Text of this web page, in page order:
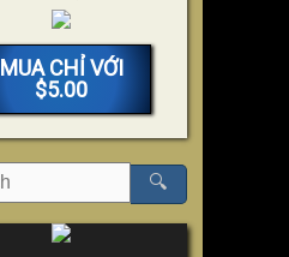
MUA CHỈ VỚI
$5.00
🔍